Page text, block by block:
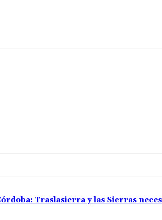
Traslasierra y las Sierras